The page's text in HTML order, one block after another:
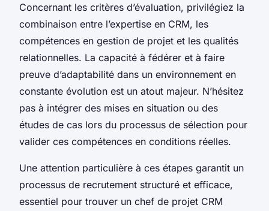
Concernant les critères d’évaluation, privilégiez la
combinaison entre l’expertise en CRM, les
compétences en gestion de projet et les qualités
relationnelles. La capacité à fédérer et à faire
preuve d’adaptabilité dans un environnement en
constante évolution est un atout majeur. N’hésitez
pas à intégrer des mises en situation ou des
études de cas lors du processus de sélection pour
valider ces compétences en conditions réelles.
Une attention particulière à ces étapes garantit un
processus de recrutement structuré et efficace,
essentiel pour trouver un chef de projet CRM